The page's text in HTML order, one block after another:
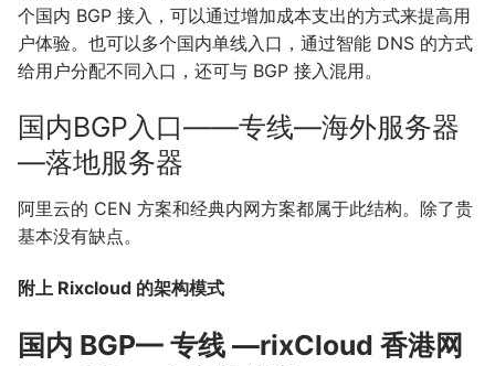
个国内 BGP 接入，可以通过增加成本支出的方式来提高用
户体验。也可以多个国内单线入口，通过智能 DNS 的方式
给用户分配不同入口，还可与 BGP 接入混用。
国内BGP入口——专线—海外服务器
—落地服务器
阿里云的 CEN 方案和经典内网方案都属于此结构。除了贵
基本没有缺点。
附上 Rixcloud 的架构模式
国内 BGP— 专线 —rixCloud 香港网